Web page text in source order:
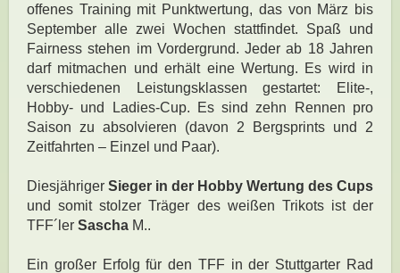
offenes Training mit Punktwertung, das von März bis
September alle zwei Wochen stattfindet. Spaß und
Fairness stehen im Vordergrund. Jeder ab 18 Jahren
darf mitmachen und erhält eine Wertung. Es wird in
verschiedenen Leistungsklassen gestartet: Elite-,
Hobby- und Ladies-Cup. Es sind zehn Rennen pro
Saison zu absolvieren (davon 2 Bergsprints und 2
Zeitfahrten – Einzel und Paar).
Diesjähriger Sieger in der Hobby Wertung des Cups
und somit stolzer Träger des weißen Trikots ist der
TFF´ler Sascha M..
Ein großer Erfolg für den TFF in der Stuttgarter Rad